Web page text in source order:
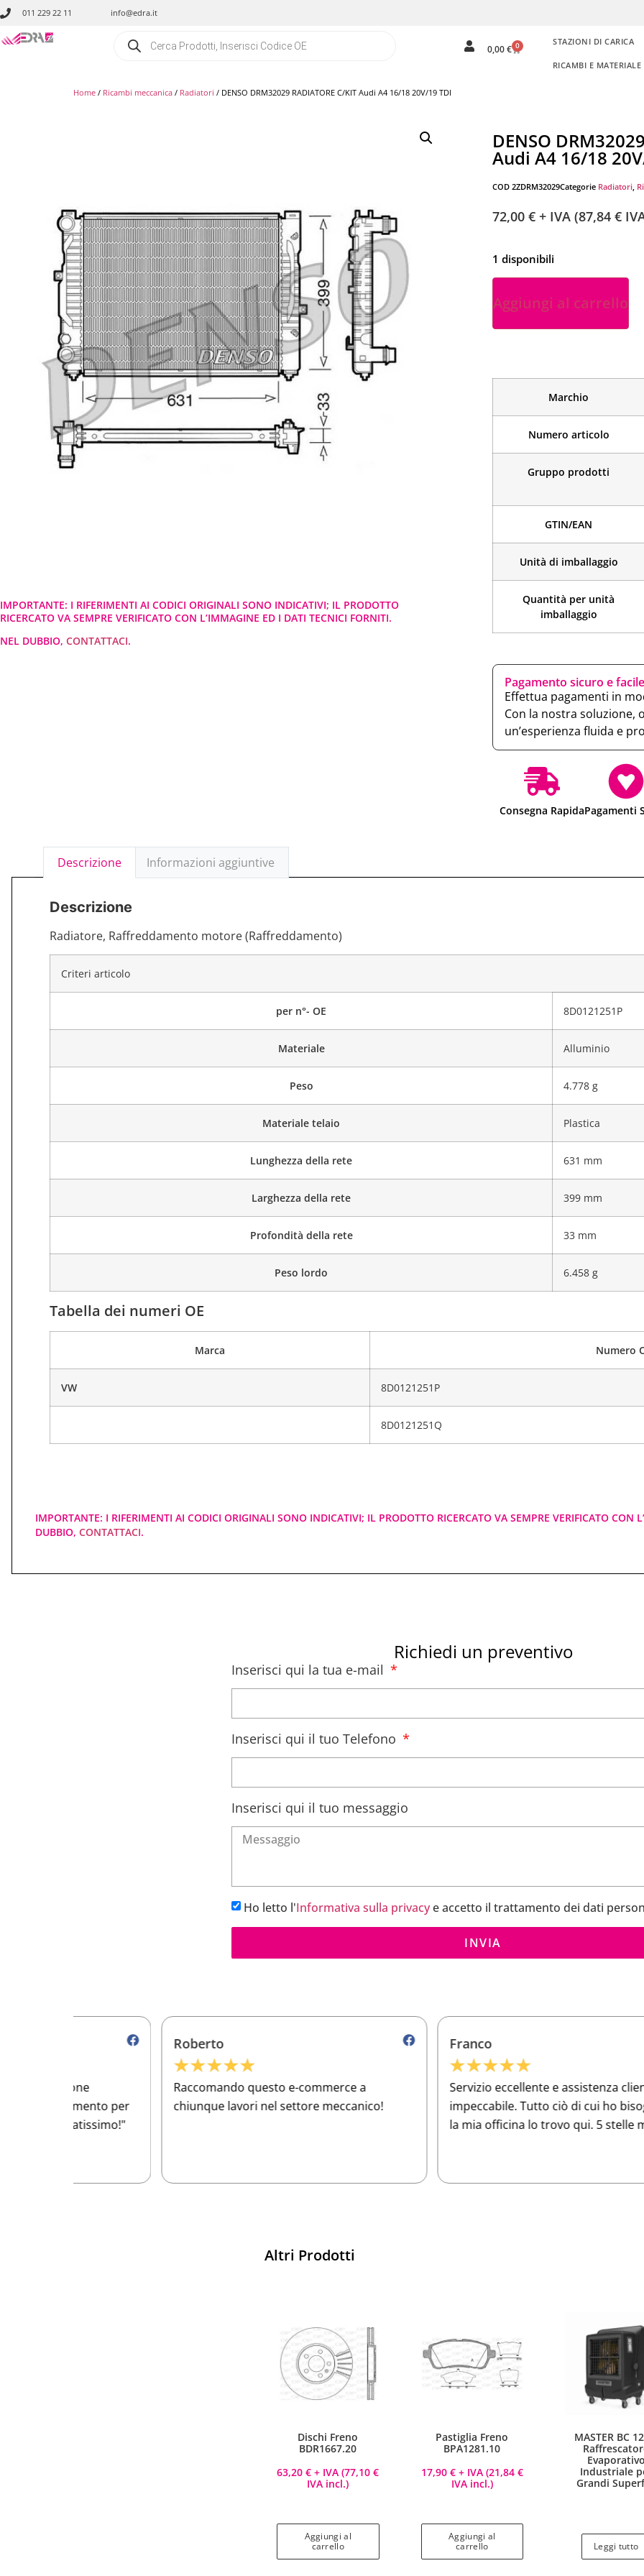
011 229 22 11 info@edra.it
0,00€ 0 STAZIONI DI CARICA
RICAMBI E
Home / Ricambi meccanica / Radiatori / DENSO DRM32029 RADIATORE C/KIT Audi A4 16/18 20V/19 TDI
IMPORTANTE: I RIFERIMENTI AI CODICI ORIGINALI SONO INDICATIVI; IL PRODOTTO
RICERCATO VA SEMPRE VERIFICATO CON L’IMMAGINE ED I DATI TECNICI FORNITI.
NEL DUBBIO, CONTATTACI.
DENSO
Audi A4 16/18
COD 2ZDRM32029Categorie Radiatori,
72,00 € + IVA (87,84 €
1 disponibili
Aggiungi al carrello
Marchio
Numero articolo
Gruppo prodotti
GTIN/EAN
Unità di imballaggio
Quantità per unità
imballaggio
Pagamento sicuro e facile
Effettua pagamenti in
Con la nostra soluzione,
un’esperienza fluida e
Consegna RapidaPagamenti
Descrizione Informazioni aggiuntive
Descrizione
Radiatore, Raffreddamento motore (Raffreddamento)
Criteri articolo
per n°- OE 8D0121251P
Materiale Alluminio
Peso 4.778 g
Materiale telaio Plastica
Lunghezza della rete 631 mm
Larghezza della rete 399 mm
Profondità della rete 33 mm
Peso lordo 6.458 g
Tabella dei numeri OE
Marca Numero
VW 8D0121251P
8D0121251Q
IMPORTANTE: I RIFERIMENTI AI CODICI ORIGINALI SONO INDICATIVI; IL PRODOTTO RICERCATO VA SEMPRE VERIFICATO CON
DUBBIO, CONTATTACI.
Richiedi un preventivo
Inserisci qui la tua e-mail
Inserisci qui il tuo Telefono
Inserisci qui il tuo messaggio
Ho letto l'Informativa sulla privacye accetto il trattamento dei dati
INVIA
Roberto
Raccomando questo e-commerce a
chiunque lavori nel settore meccanico!
Franco
Servizio eccellente e assistenza clienti
impeccabile. Tutto ciò di cui ho bisogno per
la mia officina lo trovo qui. 5 stelle meritate!
Altri Prodotti
Dischi Freno
BDR1667.20
63,20€ + IVA (77,10€
IVA incl.)
Aggiungi al
carrello
Pastiglia Freno
BPA1281.10
17,90 €+ IVA (21,84 €
IVA incl.)
Aggiungi al
carrello
MASTER BC
Industriale
Grandi
Leggi tutto